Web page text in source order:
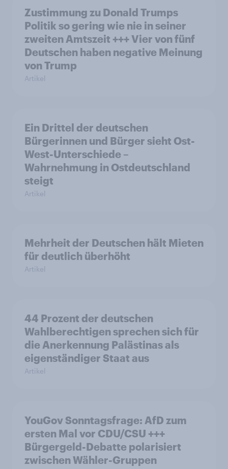
Zustimmung zu Donald Trumps
Politik so gering wie nie in seiner
zweiten Amtszeit +++ Vier von fünf
Deutschen haben negative Meinung
von Trump
Artikel
Ein Drittel der deutschen
Bürgerinnen und Bürger sieht Ost-
West-Unterschiede –
Wahrnehmung in Ostdeutschland
steigt
Artikel
Mehrheit der Deutschen hält Mieten
für deutlich überhöht
Artikel
44 Prozent der deutschen
Wahlberechtigen sprechen sich für
die Anerkennung Palästinas als
eigenständiger Staat aus
Artikel
YouGov Sonntagsfrage: AfD zum
ersten Mal vor CDU/CSU +++
Bürgergeld-Debatte polarisiert
zwischen Wähler-Gruppen